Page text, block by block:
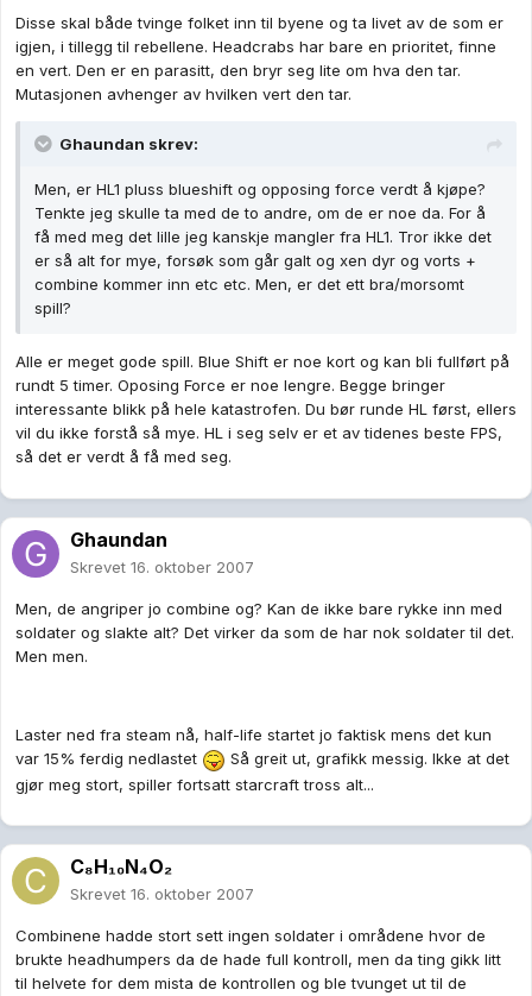
Disse skal både tvinge folket inn til byene og ta livet av de som er
igjen, i tillegg til rebellene. Headcrabs har bare en prioritet, finne
en vert. Den er en parasitt, den bryr seg lite om hva den tar.
Mutasjonen avhenger av hvilken vert den tar.
Ghaundan skrev:
Men, er HL1 pluss blueshift og opposing force verdt å kjøpe?
Tenkte jeg skulle ta med de to andre, om de er noe da. For å
få med meg det lille jeg kanskje mangler fra HL1. Tror ikke det
er så alt for mye, forsøk som går galt og xen dyr og vorts +
combine kommer inn etc etc. Men, er det ett bra/morsomt
spill?
Alle er meget gode spill. Blue Shift er noe kort og kan bli fullført på
rundt 5 timer. Oposing Force er noe lengre. Begge bringer
interessante blikk på hele katastrofen. Du bør runde HL først, ellers
vil du ikke forstå så mye. HL i seg selv er et av tidenes beste FPS,
så det er verdt å få med seg.
Ghaundan
Skrevet 16. oktober 2007
Men, de angriper jo combine og? Kan de ikke bare rykke inn med
soldater og slakte alt? Det virker da som de har nok soldater til det.
Men men.
Laster ned fra steam nå, half-life startet jo faktisk mens det kun
var 15% ferdig nedlastet
Så greit ut, grafikk messig. Ikke at det
gjør meg stort, spiller fortsatt starcraft tross alt...
C₈H₁₀N₄O₂
Skrevet 16. oktober 2007
Combinene hadde stort sett ingen soldater i områdene hvor de
brukte headhumpers da de hade full kontroll, men da ting gikk litt
til helvete for dem mista de kontrollen og ble tvunget ut til de